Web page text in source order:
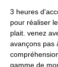
3 heures
pour réaliser
plait. venez
avançons pas
gamme de